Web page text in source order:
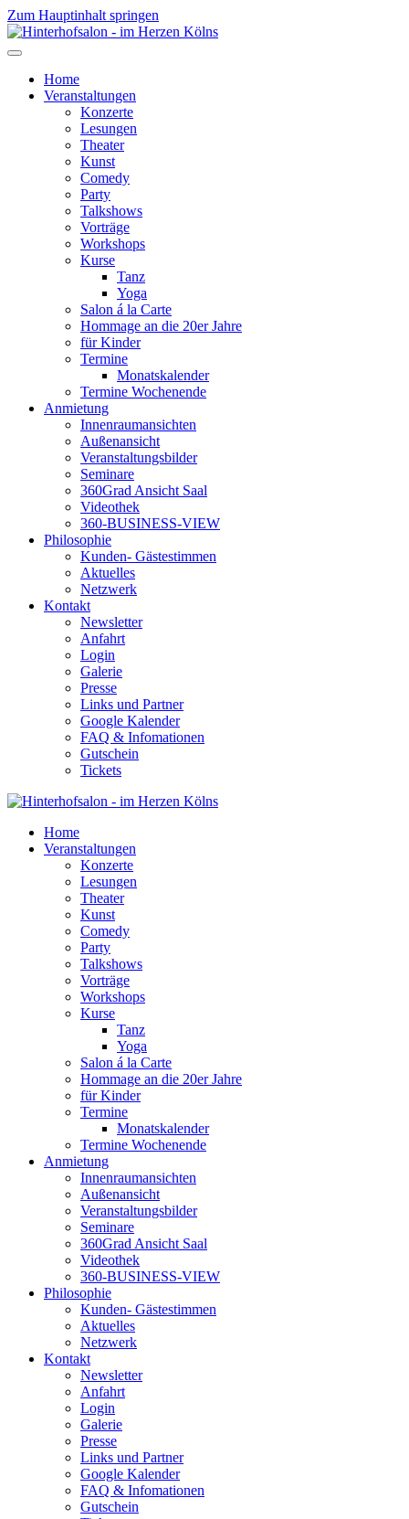
Zum Hauptinhalt springen
Home
Veranstaltungen
Konzerte
Lesungen
Theater
Kunst
Comedy
Party
Talkshows
Vorträge
Workshops
Kurse
Tanz
Yoga
Salon á la Carte
Hommage an die 20er Jahre
für Kinder
Termine
Monatskalender
Termine Wochenende
Anmietung
Innenraumansichten
Außenansicht
Veranstaltungsbilder
Seminare
360Grad Ansicht Saal
Videothek
360-BUSINESS-VIEW
Philosophie
Kunden- Gästestimmen
Aktuelles
Netzwerk
Kontakt
Newsletter
Anfahrt
Login
Galerie
Presse
Links und Partner
Google Kalender
FAQ & Infomationen
Gutschein
Tickets
Home
Veranstaltungen
Konzerte
Lesungen
Theater
Kunst
Comedy
Party
Talkshows
Vorträge
Workshops
Kurse
Tanz
Yoga
Salon á la Carte
Hommage an die 20er Jahre
für Kinder
Termine
Monatskalender
Termine Wochenende
Anmietung
Innenraumansichten
Außenansicht
Veranstaltungsbilder
Seminare
360Grad Ansicht Saal
Videothek
360-BUSINESS-VIEW
Philosophie
Kunden- Gästestimmen
Aktuelles
Netzwerk
Kontakt
Newsletter
Anfahrt
Login
Galerie
Presse
Links und Partner
Google Kalender
FAQ & Infomationen
Gutschein